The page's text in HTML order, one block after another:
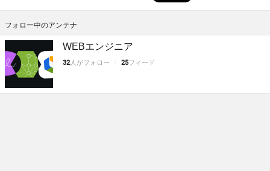
フォロー中のアンテナ
WEBエンジニア
32 人がフォロー 25フィード